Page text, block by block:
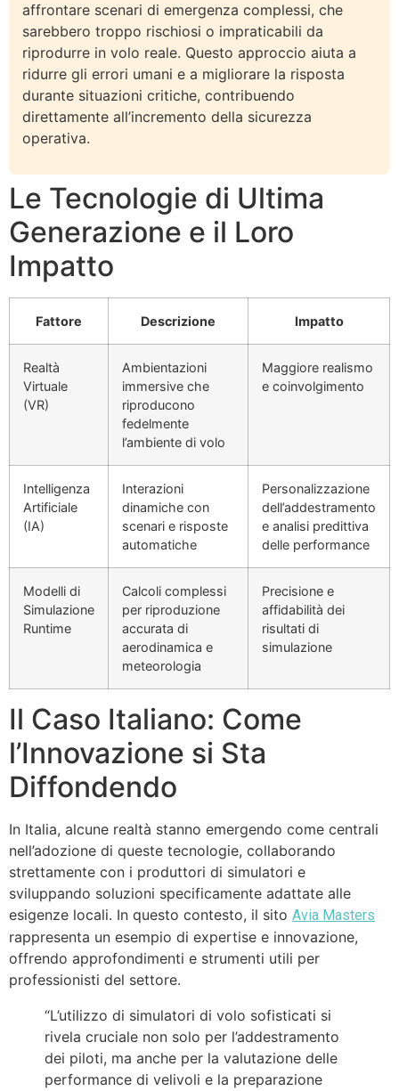
affrontare scenari di emergenza complessi, che
sarebbero troppo rischiosi o impraticabili da
riprodurre in volo reale. Questo approccio aiuta a
ridurre gli errori umani e a migliorare la risposta
durante situazioni critiche, contribuendo
direttamente all’incremento della sicurezza
operativa.
Le Tecnologie di Ultima
Generazione e il Loro
Impatto
Fattore Descrizione Impatto
Realtà
Virtuale
(VR)
Ambientazioni
immersive che
riproducono
fedelmente
l’ambiente di volo
Maggiore realismo
e coinvolgimento
Intelligenza
Artificiale
(IA)
Interazioni
dinamiche con
scenari e risposte
automatiche
Personalizzazione
dell’addestramento
e analisi predittiva
delle performance
Modelli di
Simulazione
Runtime
Calcoli complessi
per riproduzione
accurata di
aerodinamica e
meteorologia
Precisione e
affidabilità dei
risultati di
simulazione
Il Caso Italiano: Come
l’Innovazione si Sta
Diffondendo
In Italia, alcune realtà stanno emergendo come centrali
nell’adozione di queste tecnologie, collaborando
strettamente con i produttori di simulatori e
sviluppando soluzioni specificamente adattate alle
esigenze locali. In questo contesto, il sito Avia Masters
rappresenta un esempio di expertise e innovazione,
offrendo approfondimenti e strumenti utili per
professionisti del settore.
“L’utilizzo di simulatori di volo sofisticati si
rivela cruciale non solo per l’addestramento
dei piloti, ma anche per la valutazione delle
performance di velivoli e la preparazione